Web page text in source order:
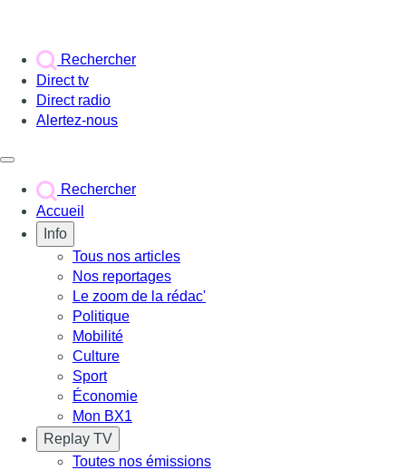
Rechercher
Direct tv
Direct radio
Alertez-nous
Rechercher
Accueil
Info
Tous nos articles
Nos reportages
Le zoom de la rédac'
Politique
Mobilité
Culture
Sport
Économie
Mon BX1
Replay TV
Toutes nos émissions